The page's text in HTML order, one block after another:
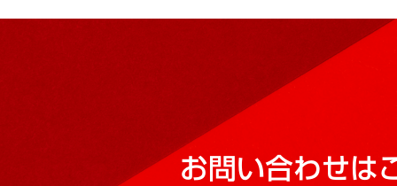
お問い合わせは